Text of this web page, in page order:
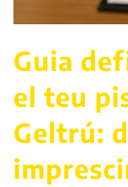
Guia
el teu
Geltrú: